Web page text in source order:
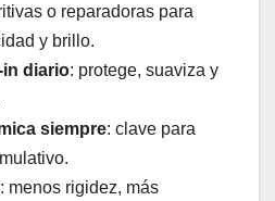
o reparadoras para
y brillo.
in diario: protege, suaviza y
siempre: clave para
: menos rigidez, más